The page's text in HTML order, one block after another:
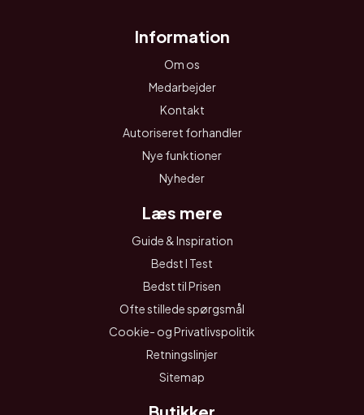
Information
Om os
Medarbejder
Kontakt
Autoriseret forhandler
Nye funktioner
Nyheder
Læs mere
Guide & Inspiration
Bedst I Test
Bedst til Prisen
Ofte stillede spørgsmål
Cookie- og Privatlivspolitik
Retningslinjer
Sitemap